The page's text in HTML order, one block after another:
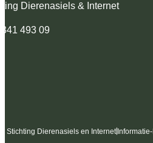
Dierenasiels & Internet
493 09
Stichting Dierenasiels en Internet Informatie-